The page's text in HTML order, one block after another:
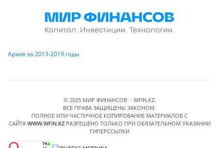
Архив за 2013-2019 годы
© 2025 МИР ФИНАНСОВ - WFIN.KZ.
ВСЕ ПРАВА ЗАЩИЩЕНЫ ЗАКОНОМ.
ПОЛНОЕ ИЛИ ЧАСТИЧНОЕ КОПИРОВАНИЕ МАТЕРИАЛОВ C
САЙТА WWW.WFIN.KZРАЗРЕШЕНО ТОЛЬКО ПРИ ОБЯЗАТЕЛЬНОМ УКАЗАНИИ
ГИПЕРССЫЛКИ